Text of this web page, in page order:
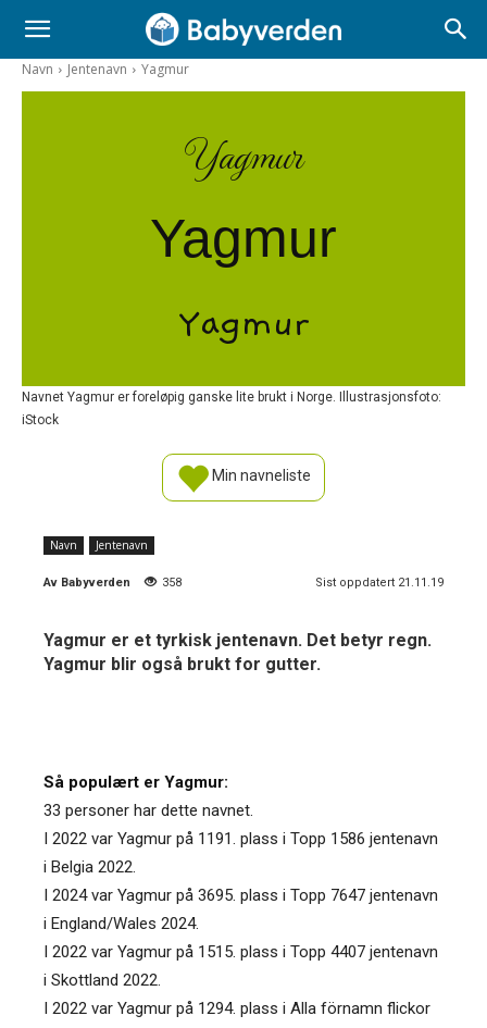
Navn Jentenavn Yagmur
Yagmur
Yagmur
Yagmur
Navnet Yagmur er foreløpig ganske lite brukt i Norge. Illustrasjonsfoto:
iStock
Min navneliste
Navn Jentenavn
Av Babyverden 358 Sist oppdatert 21.11.19
Yagmur er et tyrkisk jentenavn. Det betyr regn.
Yagmur blir også brukt for gutter.
Så populært er Yagmur:
33 personer har dette navnet.
I 2022 var Yagmur på 1191. plass i Topp 1586 jentenavn
i Belgia 2022.
I 2024 var Yagmur på 3695. plass i Topp 7647 jentenavn
i England/Wales 2024.
I 2022 var Yagmur på 1515. plass i Topp 4407 jentenavn
i Skottland 2022.
I 2022 var Yagmur på 1294. plass i Alla förnamn flickor